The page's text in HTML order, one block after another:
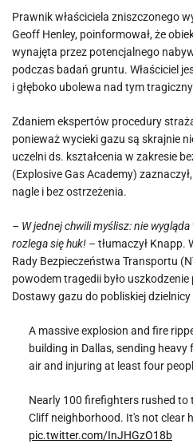
Prawnik właściciela zniszczonego
Geoff Henley, poinformował, że
wynajęta przez potencjalnego
podczas badań gruntu. Właściciel
i głęboko ubolewa nad tym
Zdaniem ekspertów procedury
ponieważ wycieki gazu są skrajnie
uczelni ds. kształcenia w zakresie
(Explosive Gas Academy)
nagle i bez ostrzeżenia.
– W jednej chwili myślisz: nie
rozlega się huk! – tłumaczył Knapp.
Rady Bezpieczeństwa Transportu
powodem tragedii było
Dostawy gazu do pobliskiej
A massive explosion and fire
building in Dallas, sending
air and injuring at least four
Nearly 100 firefighters rushed to
Cliff neighborhood. It's not clear
pic.twitter.com/InJHGzO18b